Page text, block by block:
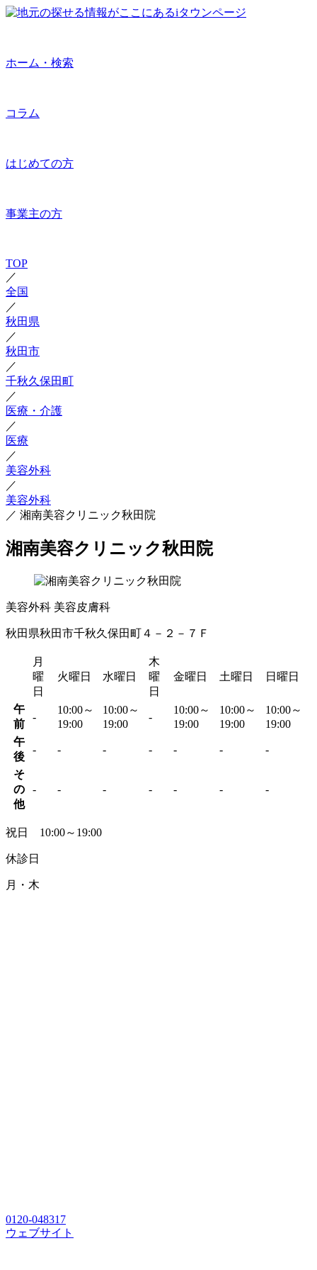
ホーム・検索
コラム
はじめての方
事業主の方
TOP
／
全国
／
秋田県
／
秋田市
／
千秋久保田町
／
医療・介護
／
医療
／
美容外科
／
美容外科
／ 湘南美容クリニック秋田院
湘南美容クリニック秋田院
美容外科 美容皮膚科
秋田県秋田市千秋久保田町４－２－７Ｆ
月
曜
日
火曜日 水曜日
木
曜
日
金曜日 土曜日 日曜日
午
前
-
10:00～
19:00
10:00～
19:00
-
10:00～
19:00
10:00～
19:00
10:00～
19:00
午
後
- - - - - - -
そ
の
他
- - - - - - -
祝日 10:00～19:00
休診日
月・木
0120-048317
ウェブサイト